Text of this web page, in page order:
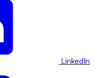
LinkedIn